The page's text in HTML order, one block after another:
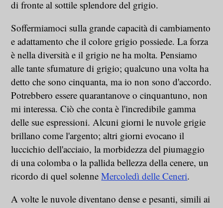
di fronte al sottile splendore del grigio.
Soffermiamoci sulla grande capacità di cambiamento
e adattamento che il colore grigio possiede. La forza
è nella diversità e il grigio ne ha molta. Pensiamo
alle tante sfumature di grigio; qualcuno una volta ha
detto che sono cinquanta, ma io non sono d'accordo.
Potrebbero essere quarantanove o cinquantuno, non
mi interessa. Ciò che conta è l'incredibile gamma
delle sue espressioni. Alcuni giorni le nuvole grigie
brillano come l'argento; altri giorni evocano il
luccichio dell'acciaio, la morbidezza del piumaggio
di una colomba o la pallida bellezza della cenere, un
ricordo di quel solenneMercoledì delle Ceneri.
A volte le nuvole diventano dense e pesanti, simili ai